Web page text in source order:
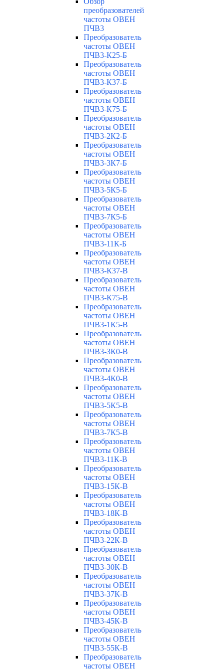
преобразователей
частоты ОВЕН
ПЧВ3
Преобразователь
частоты ОВЕН
ПЧВ3-К25-Б
Преобразователь
частоты ОВЕН
ПЧВ3-К37-Б
Преобразователь
частоты ОВЕН
ПЧВ3-К75-Б
Преобразователь
частоты ОВЕН
ПЧВ3-2К2-Б
Преобразователь
частоты ОВЕН
ПЧВ3-3К7-Б
Преобразователь
частоты ОВЕН
ПЧВ3-5К5-Б
Преобразователь
частоты ОВЕН
ПЧВ3-7К5-Б
Преобразователь
частоты ОВЕН
ПЧВ3-11К-Б
Преобразователь
частоты ОВЕН
ПЧВ3-К37-В
Преобразователь
частоты ОВЕН
ПЧВ3-К75-В
Преобразователь
частоты ОВЕН
ПЧВ3-1К5-В
Преобразователь
частоты ОВЕН
ПЧВ3-3К0-В
Преобразователь
частоты ОВЕН
ПЧВ3-4К0-В
Преобразователь
частоты ОВЕН
ПЧВ3-5К5-В
Преобразователь
частоты ОВЕН
ПЧВ3-7К5-В
Преобразователь
частоты ОВЕН
ПЧВ3-11К-В
Преобразователь
частоты ОВЕН
ПЧВ3-15К-В
Преобразователь
частоты ОВЕН
ПЧВ3-18К-В
Преобразователь
частоты ОВЕН
ПЧВ3-22К-В
Преобразователь
частоты ОВЕН
ПЧВ3-30К-В
Преобразователь
частоты ОВЕН
ПЧВ3-37К-В
Преобразователь
частоты ОВЕН
ПЧВ3-45К-В
Преобразователь
частоты ОВЕН
ПЧВ3-55К-В
Преобразователь
частоты ОВЕН